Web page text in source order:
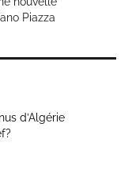
Piazza
d’Algérie